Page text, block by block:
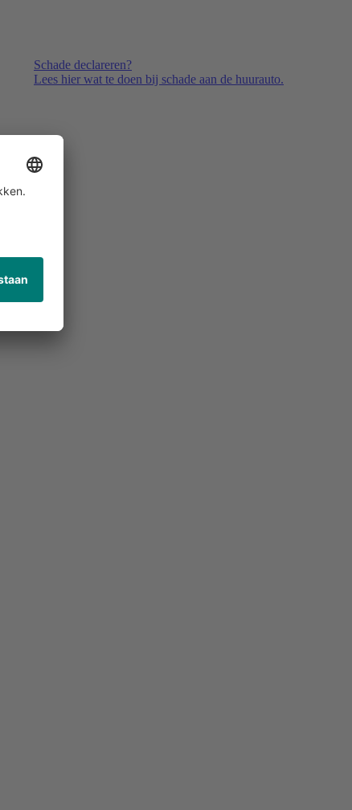
Schade declareren?
Lees hier wat te doen bij schade aan de huurauto.